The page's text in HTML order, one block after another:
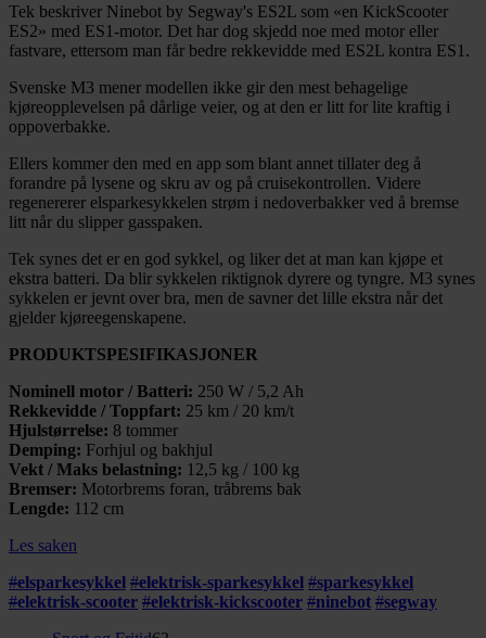
Tek beskriver Ninebot by Segway's ES2L som «en KickScooter
ES2» med ES1-motor. Det har dog skjedd noe med motor eller
fastvare, ettersom man får bedre rekkevidde med ES2L kontra ES1.
Svenske M3 mener modellen ikke gir den mest behagelige
kjøreopplevelsen på dårlige veier, og at den er litt for lite kraftig i
oppoverbakke.
Ellers kommer den med en app som blant annet tillater deg å
forandre på lysene og skru av og på cruisekontrollen. Videre
regenererer elsparkesykkelen strøm i nedoverbakker ved å bremse
litt når du slipper gasspaken.
Tek synes det er en god sykkel, og liker det at man kan kjøpe et
ekstra batteri. Da blir sykkelen riktignok dyrere og tyngre. M3 synes
sykkelen er jevnt over bra, men de savner det lille ekstra når det
gjelder kjøreegenskapene.
PRODUKTSPESIFIKASJONER
Nominell motor / Batteri: 250 W / 5,2 Ah
Rekkevidde / Toppfart: 25 km / 20 km/t
Hjulstørrelse: 8 tommer
Demping: Forhjul og bakhjul
Vekt / Maks belastning: 12,5 kg / 100 kg
Bremser: Motorbrems foran, tråbrems bak
Lengde: 112 cm
Les saken
#elsparkesykkel #elektrisk-sparkesykkel #sparkesykkel
#elektrisk-scooter #elektrisk-kickscooter #ninebot #segway